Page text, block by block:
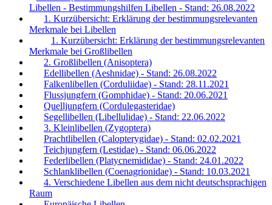
Libellen - Bestimmungshilfen Libellen - Stand: 26.08.2022
1. Kurzübersicht: Erklärung der bestimmungsrelevanten
Merkmale bei Libellen
1. Kurzübersicht: Erklärung der bestimmungsrelevanten
Merkmale bei Großlibellen
2. Großlibellen (Anisoptera)
Edellibellen (Aeshnidae) - Stand: 26.08.2022
Falkenlibellen (Corduliidae) - Stand: 28.11.2021
Flussjungfern (Gomphidae) - Stand: 20.06.2021
Quelljungfern (Cordulegasteridae)
Segellibellen (Libellulidae) - Stand: 22.06.2022
3. Kleinlibellen (Zygoptera)
Prachtlibellen (Calopterygidae) - Stand: 02.02.2021
Teichjungfern (Lestidae) - Stand: 06.06.2022
Federlibellen (Platycnemididae) - Stand: 24.01.2022
Schlanklibellen (Coenagrionidae) - Stand: 10.03.2021
4. Verschiedene Libellen aus dem nicht deutschsprachigen
Raum